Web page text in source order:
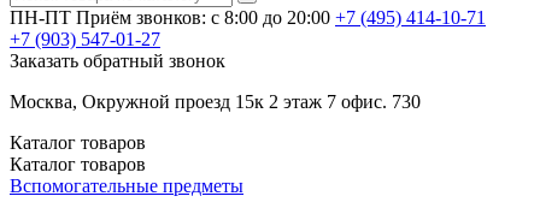
ПН-ПТ Приём звонков: с 8:00 до 20:00 +7 (495) 414-10-71
+7 (903) 547-01-27
Заказать обратный звонок
Москва, Окружной проезд 15к 2 этаж 7 офис. 730
Каталог товаров
Каталог товаров
Вспомогательные предметы